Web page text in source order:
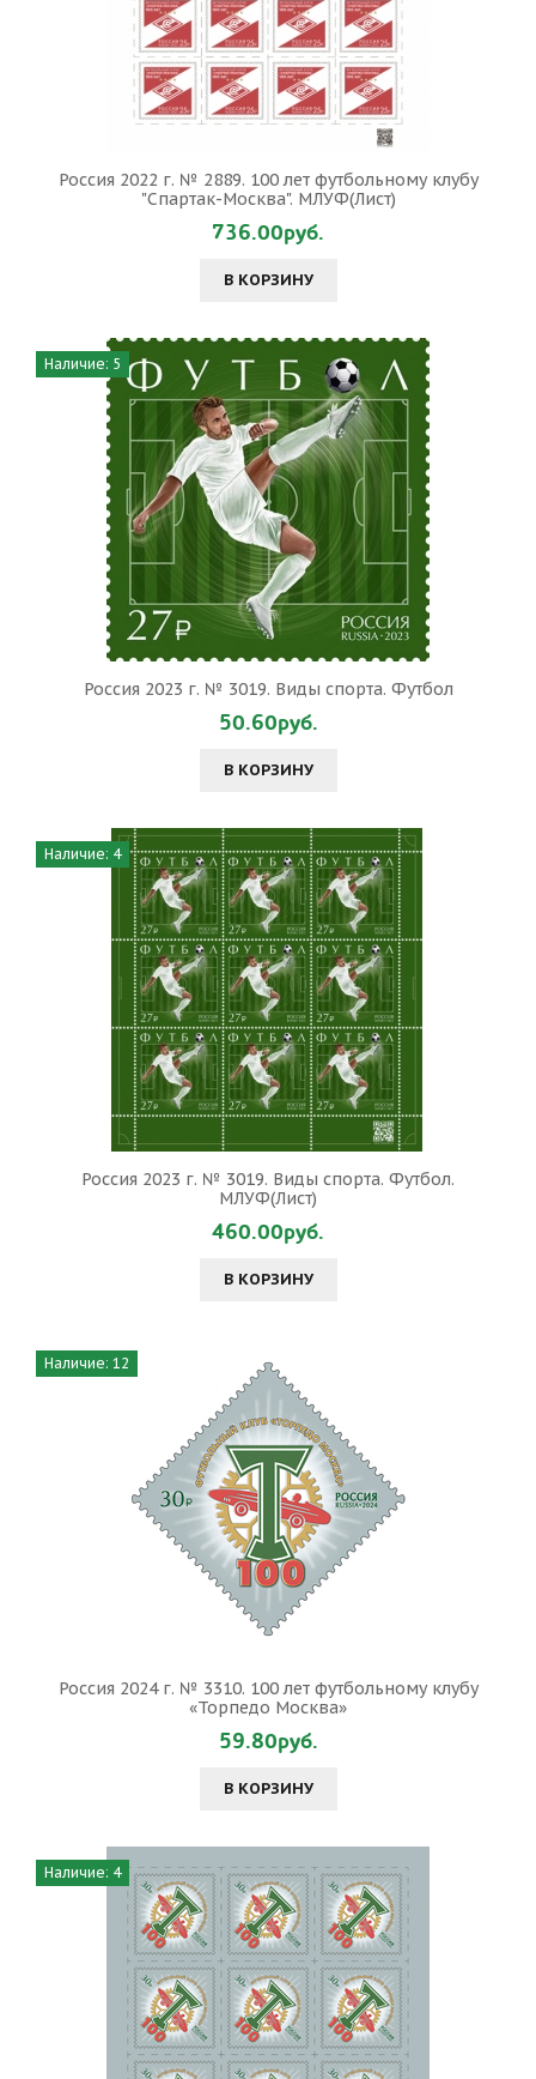
Россия 2022 г. № 2889. 100 лет футбольному клубу
"Спартак-Москва". МЛУФ(Лист)
736.00руб.
В КОРЗИНУ
Наличие: 5
Россия 2023 г. № 3019. Виды спорта. Футбол
50.60руб.
В КОРЗИНУ
Наличие: 4
Россия 2023 г. № 3019. Виды спорта. Футбол.
МЛУФ(Лист)
460.00руб.
В КОРЗИНУ
Наличие: 12
Россия 2024 г. № 3310. 100 лет футбольному клубу
«Торпедо Москва»
59.80руб.
В КОРЗИНУ
Наличие: 4